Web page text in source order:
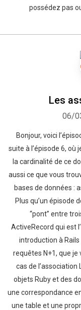
possédez pas
Les
06/
Bonjour, voici
suite à l’épisode 6,
la cardinalité de ce
aussi ce que vous
bases de données :
Plus qu’un épisode
“pont” entre
ActiveRecord qui est
introduction à Rails
requêtes N+1, que
cas de l’association
objets Ruby et des
une correspondance
une table et une